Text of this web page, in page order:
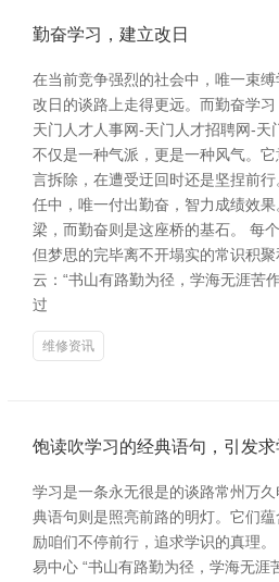
勤奋学习，建立改日
在当前竞争强烈的社会中，唯一束
改日的谈路上走得更远。而勤奋学习
天门人才人事网-天门人才招聘网-天
不仅是一种气派，更是一种风气。
言拆除，在遭受迂回时还是坚捏前
任中，唯一付出勤奋，智力成绩效
梁，而勤奋则是这座桥的基石。 每
但梦思的完毕离不开塌实的常识积
云：“书山有路勤为径，学海无涯苦
过
维修资讯
饱读吹学习的经典语句，引发
学习是一条永无很是的谈路常州万
典语句则是照亮前路的明灯。它们
励咱们不停前行，追求学识的真理
易中心 “书山有路勤为径，学海无涯